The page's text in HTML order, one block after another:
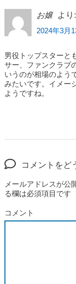
お嬢 より:
2024年3月
男役トップスターと
サー、ファンクラブ
いうのが相場のよう
みたいです。イメー
ようですね。
コメントをど
メールアドレスが公
る欄は必須項目です
コメント